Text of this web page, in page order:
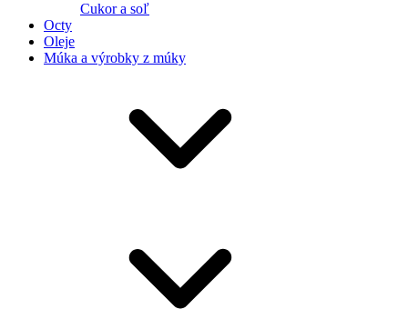
Cukor a soľ
Octy
Oleje
Múka a výrobky z múky
Powered by chaterimo